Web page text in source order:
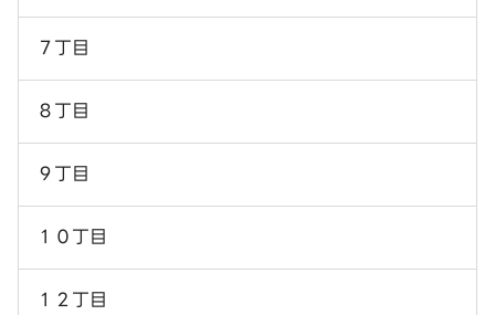
７丁目
８丁目
９丁目
１０丁目
１２丁目